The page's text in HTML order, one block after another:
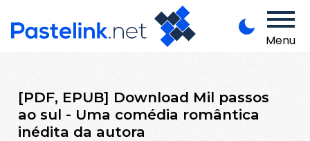
Menu
[PDF, EPUB] Download Mil passos
ao sul - Uma comédia romântica
inédita da autora